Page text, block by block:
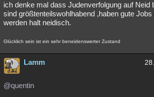
ich denke mal dass Judenverfolgung auf Neid
sind größtenteilswohlhabend ,haben gute Jobs
werden halt neidisch.
Glücklich sein ist ein sehr beneidenswerter Zustand
Lamm
@quentin